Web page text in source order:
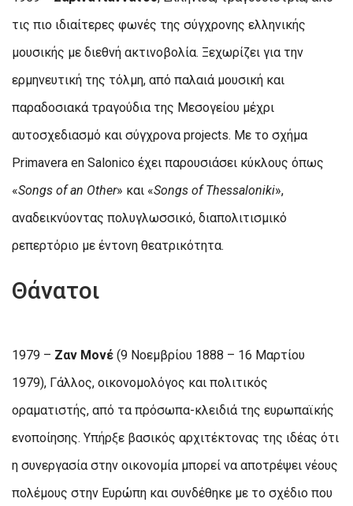
τις πιο ιδιαίτερες φωνές της σύγχρονης ελληνικής
μουσικής με διεθνή ακτινοβολία. Ξεχωρίζει για την
ερμηνευτική της τόλμη, από παλαιά μουσική και
παραδοσιακά τραγούδια της Μεσογείου μέχρι
αυτοσχεδιασμό και σύγχρονα projects. Με το σχήμα
Primavera en Salonico έχει παρουσιάσει κύκλους όπως
«Songs of an Other» και «Songs of Thessaloniki»,
αναδεικνύοντας πολυγλωσσικό, διαπολιτισμικό
ρεπερτόριο με έντονη θεατρικότητα.
Θάνατοι
1979 – Ζαν Μονέ (9 Νοεμβρίου 1888 – 16 Μαρτίου
1979), Γάλλος, οικονομολόγος και πολιτικός
οραματιστής, από τα πρόσωπα-κλειδιά της ευρωπαϊκής
ενοποίησης. Υπήρξε βασικός αρχιτέκτονας της ιδέας ότι
η συνεργασία στην οικονομία μπορεί να αποτρέψει νέους
πολέμους στην Ευρώπη και συνδέθηκε με το σχέδιο που